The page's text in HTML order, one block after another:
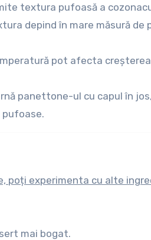
textura pufoasă a
depind în mare măsură de
pot afecta
panettone-ul cu capul în
experimenta cu alte
mai bogat.